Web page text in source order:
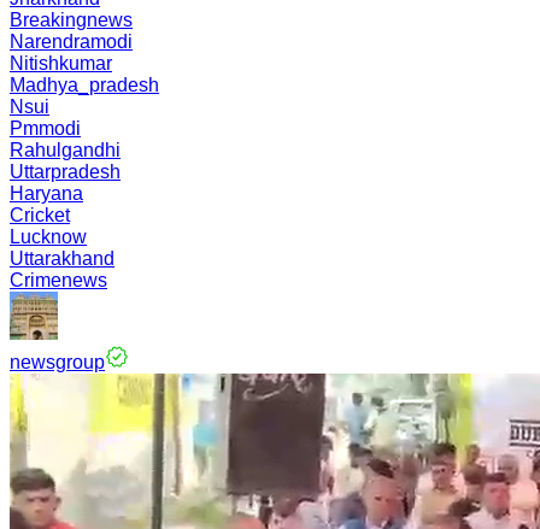
Breakingnews
Narendramodi
Nitishkumar
Madhya_pradesh
Nsui
Pmmodi
Rahulgandhi
Uttarpradesh
Haryana
Cricket
Lucknow
Uttarakhand
Crimenews
newsgroup